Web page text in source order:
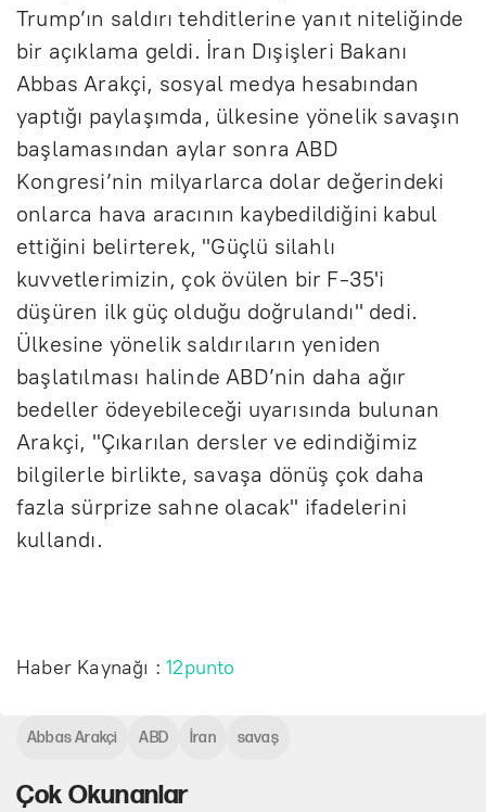
Trump’ın saldırı tehditlerine yanıt niteliğinde
bir açıklama geldi. İran Dışişleri Bakanı
Abbas Arakçi, sosyal medya hesabından
yaptığı paylaşımda, ülkesine yönelik savaşın
başlamasından aylar sonra ABD
Kongresi’nin milyarlarca dolar değerindeki
onlarca hava aracının kaybedildiğini kabul
ettiğini belirterek, "Güçlü silahlı
kuvvetlerimizin, çok övülen bir F-35'i
düşüren ilk güç olduğu doğrulandı" dedi.
Ülkesine yönelik saldırıların yeniden
başlatılması halinde ABD’nin daha ağır
bedeller ödeyebileceği uyarısında bulunan
Arakçi, "Çıkarılan dersler ve edindiğimiz
bilgilerle birlikte, savaşa dönüş çok daha
fazla sürprize sahne olacak" ifadelerini
kullandı.
Haber Kaynağı :12punto
Çok Okunanlar
Abbas Arakçi ABD İran savaş